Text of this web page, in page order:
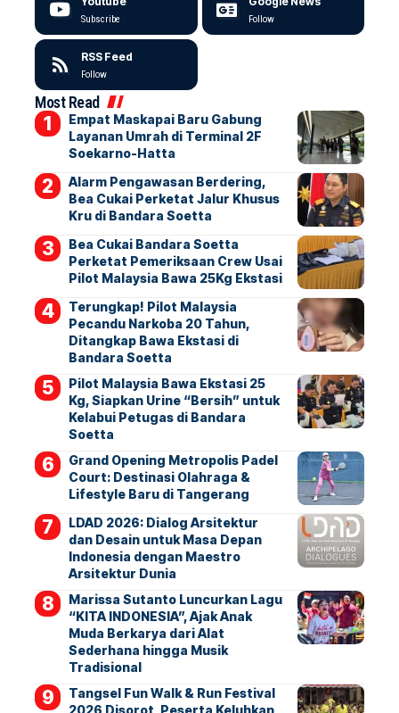
Subscribe Follow
RSS Feed
Follow
Most Read
Empat Maskapai Baru Gabung
Layanan Umrah di Terminal 2F
Soekarno-Hatta
Alarm Pengawasan Berdering,
Bea Cukai Perketat Jalur Khusus
Kru di Bandara Soetta
Bea Cukai Bandara Soetta
Perketat Pemeriksaan Crew Usai
Pilot Malaysia Bawa 25Kg Ekstasi
Terungkap! Pilot Malaysia
Pecandu Narkoba 20 Tahun,
Ditangkap Bawa Ekstasi di
Bandara Soetta
Pilot Malaysia Bawa Ekstasi 25
Kg, Siapkan Urine “Bersih” untuk
Kelabui Petugas di Bandara
Soetta
Grand Opening Metropolis Padel
Court: Destinasi Olahraga &
Lifestyle Baru di Tangerang
LDAD 2026: Dialog Arsitektur
dan Desain untuk Masa Depan
Indonesia dengan Maestro
Arsitektur Dunia
Marissa Sutanto Luncurkan Lagu
“KITA INDONESIA”, Ajak Anak
Muda Berkarya dari Alat
Sederhana hingga Musik
Tradisional
Tangsel Fun Walk & Run Festival
2026 Disorot, Peserta Keluhkan